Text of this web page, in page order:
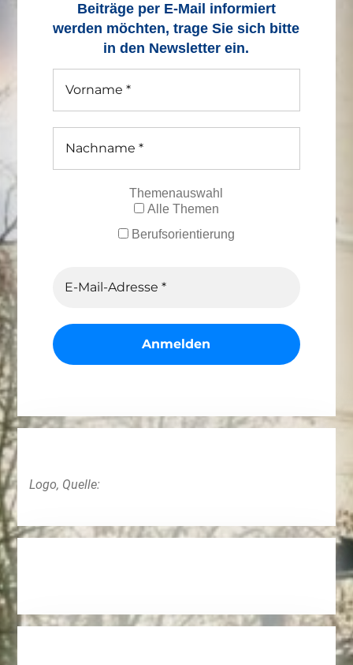
Beiträge per E-Mail informiert
werden möchten, trage Sie sich bitte
in den Newsletter ein.
Themenauswahl
Alle Themen
Berufsorientierung
Logo, Quelle: